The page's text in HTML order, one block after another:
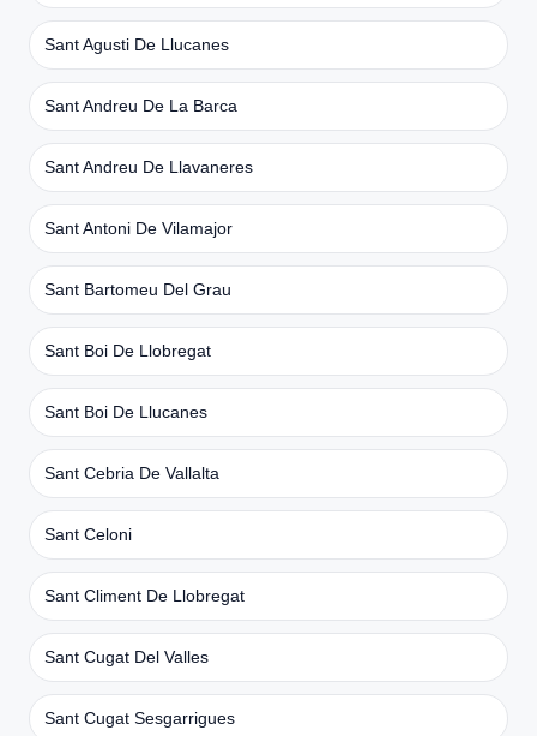
Sant Agusti De Llucanes
Sant Andreu De La Barca
Sant Andreu De Llavaneres
Sant Antoni De Vilamajor
Sant Bartomeu Del Grau
Sant Boi De Llobregat
Sant Boi De Llucanes
Sant Cebria De Vallalta
Sant Celoni
Sant Climent De Llobregat
Sant Cugat Del Valles
Sant Cugat Sesgarrigues